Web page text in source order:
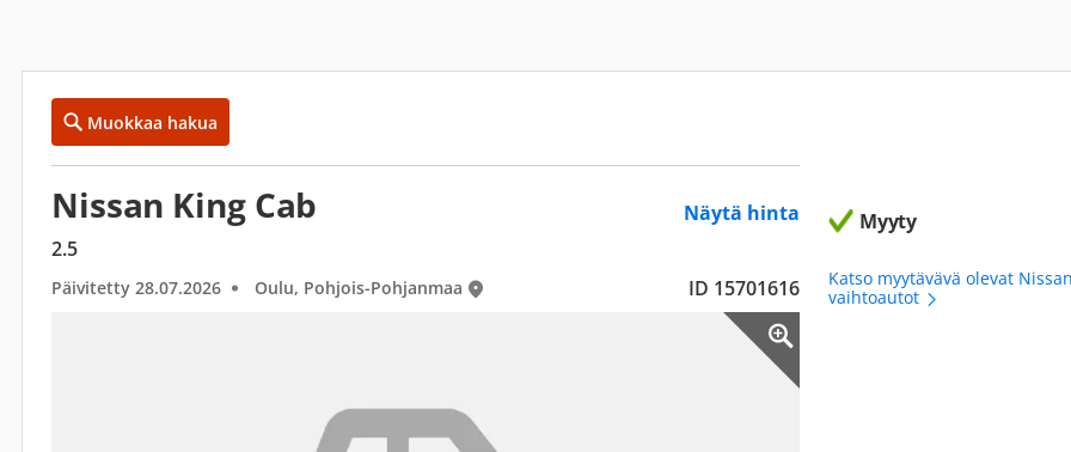
Muokkaa hakua
Nissan King Cab
Näytä hinta
2.5
Päivitetty 28.07.2026 Oulu, Pohjois-Pohjanmaa ID 15701616
Myyty
Katso myytävävä olevat
vaihtoautot